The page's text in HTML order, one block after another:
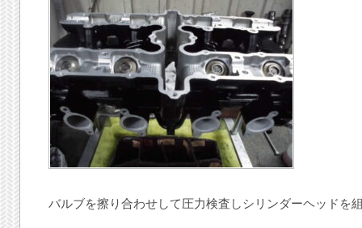
バルブを擦り合わせして圧力検査しシリンダーヘッドを